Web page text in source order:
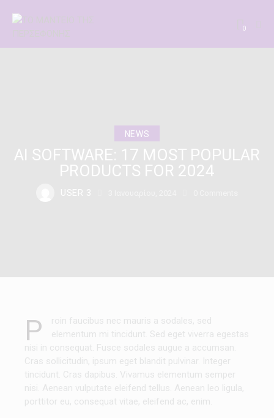
0
NEWS
AI SOFTWARE: 17 MOST POPULAR
PRODUCTS FOR 2024
USER 3
P
roin faucibus nec mauris a sodales, sed
elementum mi tincidunt. Sed eget viverra egestas
nisi in consequat. Fusce sodales augue a accumsan.
Cras sollicitudin, ipsum eget blandit pulvinar. Integer
tincidunt. Cras dapibus. Vivamus elementum semper
nisi. Aenean vulputate eleifend tellus. Aenean leo ligula,
porttitor eu, consequat vitae, eleifend ac, enim.